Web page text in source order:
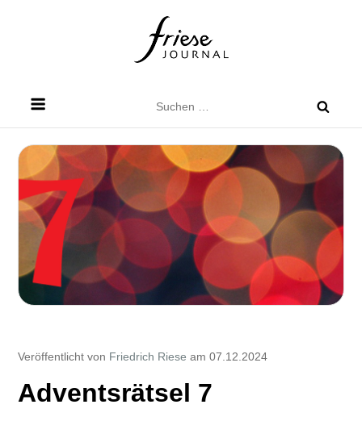
nach:
Veröffentlicht von Friedrich Riese am 07.12.2024
Adventsrätsel 7